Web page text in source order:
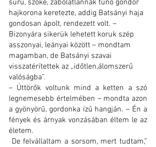
sűrű, szőke, zabolátlannak tűnő göndör
hajkorona keretezte, addig Batsányi haja
gondosan ápolt, rendezett volt. –
Bizonyára sikerük lehetett koruk szép
asszonyai, leányai között – mondtam
magamban, de Batsányi szavai
visszatérítettek az „időtlen,álomszerű
valóságba”.
– Úttörők voltunk mind a ketten a szó
legnemesebb értelmében – mondta azon
a gyönyörű, gordonka ízű hangján. – Én a
fények és árnyak vonzásában éltem le az
életem.